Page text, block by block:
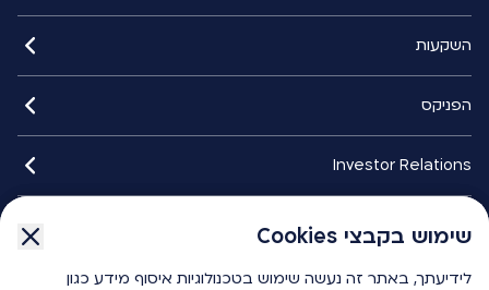
שימוש בקבצי Cookies
לידיעתך, באתר זה נעשה שימוש בטכנולוגיות איסוף מידע כגון
השקעות
הפניקס
Investor Relations
הפניקס smart
שימוש בקבצי Cookies
לידיעתך, באתר זה נעשה שימוש בטכנולוגיות איסוף מידע כגון